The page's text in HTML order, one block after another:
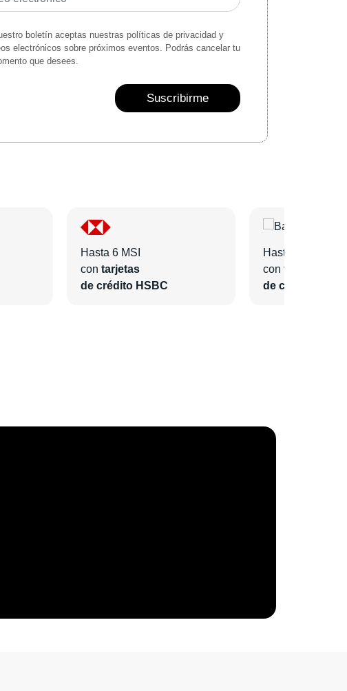
boletín aceptas nuestras políticas de privacidad y
electrónicos sobre próximos eventos. Podrás cancelar tu
que desees.
Suscribirme
Hasta 6 MSI
con tarjetas
de crédito HSBC
Hasta 6 MSI
con tarjetas
de crédito